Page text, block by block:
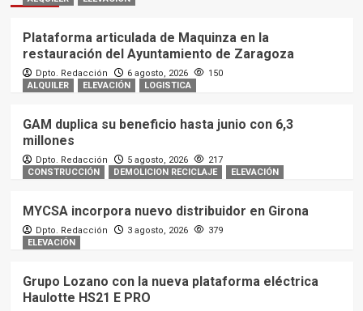
Plataforma articulada de Maquinza en la
restauración del Ayuntamiento de Zaragoza
Dpto. Redacción 6 agosto, 2026
150
ALQUILER
ELEVACIÓN LOGISTICA
GAM duplica su beneficio hasta junio con 6,3
millones
Dpto. Redacción 5 agosto, 2026
217
CONSTRUCCIÓN
DEMOLICION RECICLAJE ELEVACIÓN
MYCSA incorpora nuevo distribuidor en Girona
Dpto. Redacción 3 agosto, 2026
379
ELEVACIÓN
Grupo Lozano con la nueva plataforma eléctrica
Haulotte HS21 E PRO